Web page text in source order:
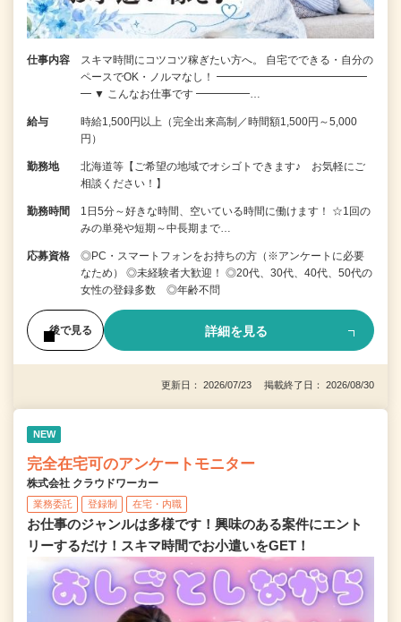
仕事内容
スキマ時間にコツコツ稼ぎたい方へ。 自宅でできる・自分の
ペースでOK・ノルマなし！ ━━━━━━━━━━━━━━
━ ▼ こんなお仕事です ━━━━━…
給与
時給1,500円以上（完全出来高制／時間額1,500円～5,000
円）
勤務地
北海道等【ご希望の地域でオシゴトできます♪ お気軽にご
相談ください！】
勤務時間
1日5分～好きな時間、空いている時間に働けます！ ☆1回の
みの単発や短期～中長期まで…
応募資格
◎PC・スマートフォンをお持ちの方（※アンケートに必要
なため） ◎未経験者大歓迎！ ◎20代、30代、40代、50代の
女性の登録多数 ◎年齢不問
後で見る 詳細を見る
更新日： 2026/07/23 掲載終了日： 2026/08/30
NEW
完全在宅可のアンケートモニター
株式会社 クラウドワーカー
業務委託 登録制 在宅・内職
お仕事のジャンルは多様です！興味のある案件にエント
リーするだけ！スキマ時間でお小遣いをGET！